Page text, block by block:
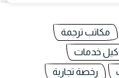
مكاتب ترجمة
خدمات
رخصة تجارية